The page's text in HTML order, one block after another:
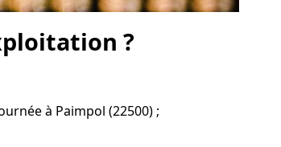
?
à Paimpol (22500) ;